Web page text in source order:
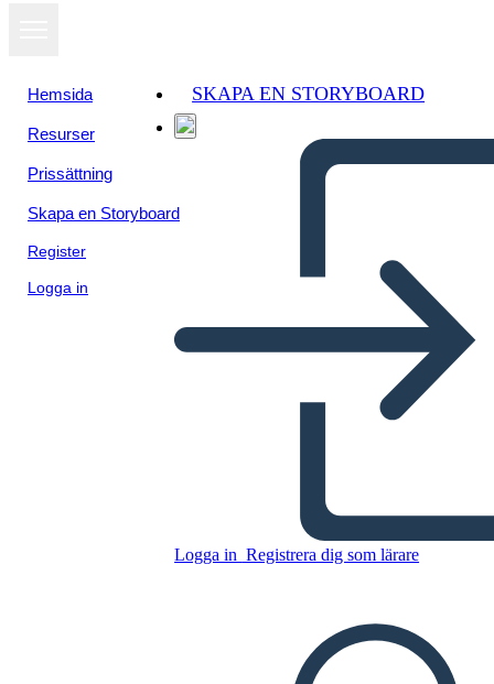
Hemsida
Resurser
Prissättning
Skapa en Storyboard
Register
Logga in
SKAPA EN STORYBOARD
Logga in Registrera dig som lärare
Meny 3
Kopiera denna storyboard